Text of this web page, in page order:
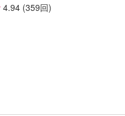
4.94 (359回)